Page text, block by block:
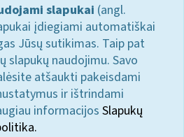
slapukai (angl.
įdiegiami automatiškai
Jūsų sutikimas. Taip pat
naudojimu. Savo
atšaukti pakeisdami
ir ištrindami
informacijos Slapukų